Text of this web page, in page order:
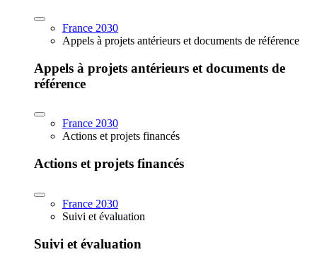
France 2030
Appels à projets antérieurs et documents de référence
Appels à projets antérieurs et documents de
référence
France 2030
Actions et projets financés
Actions et projets financés
France 2030
Suivi et évaluation
Suivi et évaluation